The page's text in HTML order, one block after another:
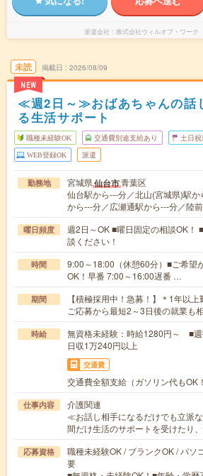
派遣会社 株式会社ウィルオブ・ワー
未読
NEW
掲載日 2026/08/09
≪週2日～≫おばあちゃんの話
る生活サポート
職種未経験OK 交通費別途支給あり 土日祝
WEB登録OK 派遣
勤務地 宮城県仙台市青葉区
仙台駅から---分／北山(宮城県)駅
から---分／広瀬通駅から---分／陸
曜日頻度
週2日～OK ■曜日固定の相談OK！
談ください！
時間
9:00～18:00（休憩60分）■ご希望
OK！早番 7:00～16:00遅番 …
期間
【積極採用中！急募！】＊1年以
ご応募から最短2～3日後の就業も
時給
無資格未経験：時給1280円～ ■
日収1万240円以上
交通費
交通費全額支給（ガソリン代もOK
仕事内容
介護関連
≪お話し相手になるだけでも立派
間だけ生活のサポートを受けたり
応募資格
職種未経験OK / ブランクOK / パソ
要